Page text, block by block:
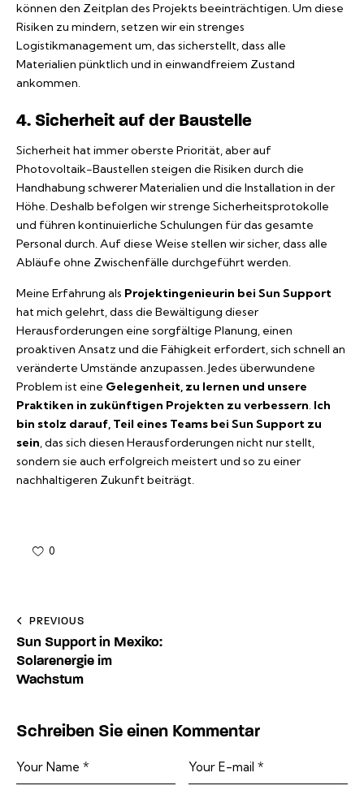
können den Zeitplan des Projekts beeinträchtigen. Um diese
Risiken zu mindern, setzen wir ein strenges
Logistikmanagement um, das sicherstellt, dass alle
Materialien pünktlich und in einwandfreiem Zustand
ankommen.
4. Sicherheit auf der Baustelle
Sicherheit hat immer oberste Priorität, aber auf
Photovoltaik-Baustellen steigen die Risiken durch die
Handhabung schwerer Materialien und die Installation in der
Höhe. Deshalb befolgen wir strenge Sicherheitsprotokolle
und führen kontinuierliche Schulungen für das gesamte
Personal durch. Auf diese Weise stellen wir sicher, dass alle
Abläufe ohne Zwischenfälle durchgeführt werden.
Meine Erfahrung als Projektingenieurin bei Sun Support
hat mich gelehrt, dass die Bewältigung dieser
Herausforderungen eine sorgfältige Planung, einen
proaktiven Ansatz und die Fähigkeit erfordert, sich schnell an
veränderte Umstände anzupassen. Jedes überwundene
Problem ist eine Gelegenheit, zu lernen und unsere
Praktiken in zukünftigen Projekten zu verbessern Ich
bin stolz darauf, Teil eines Teams bei Sun Support zu
sein , das sich diesen Herausforderungen nicht nur stellt,
sondern sie auch erfolgreich meistert und so zu einer
nachhaltigeren Zukunft beiträgt.
0
Beitragsnavigation
PREVIOUS
Sun Support in Mexiko:
Solarenergie im
Wachstum
Schreiben Sie einen Kommentar